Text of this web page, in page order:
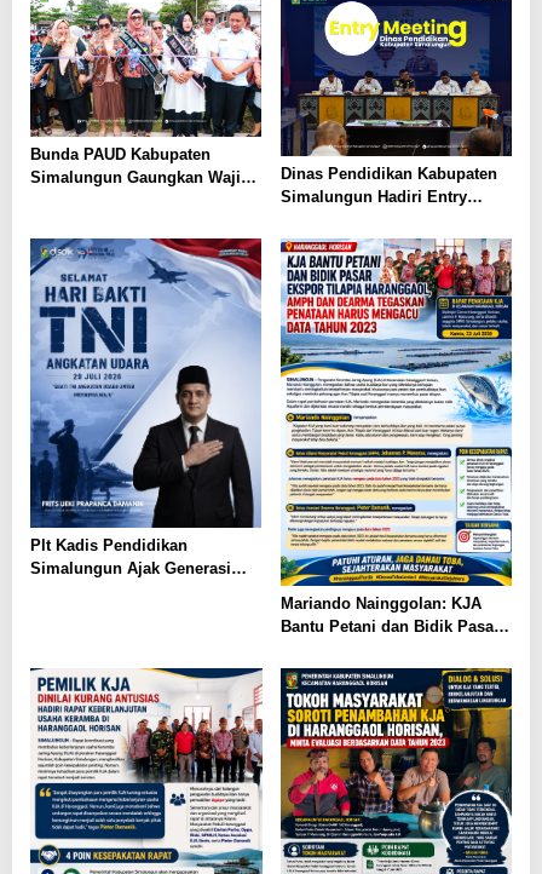
Bunda PAUD Kabupaten
Simalungun Gaungkan Wajib
Emas
Dinas Pendidikan Kabupaten
Simalungun Hadiri Entry
Simalungun, Perkuat Sinergi
dan Tata Kelola Pemerintahan
Plt Kadis Pendidikan
Simalungun Ajak Generasi
Mariando Nainggolan: KJA
Bantu Petani dan Bidik Pasar
AMPH dan Dearma Tegaskan
Penataan Harus Mengacu Data
2023